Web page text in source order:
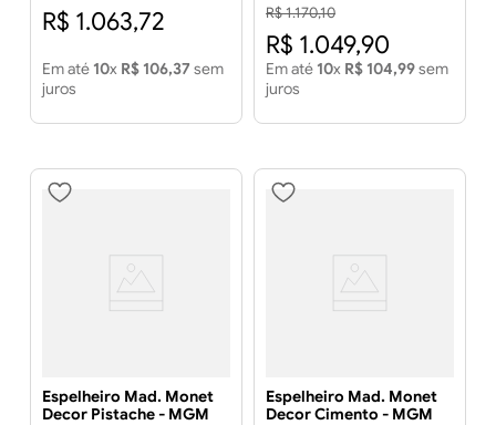
R$ 1.063,72
Em até 10x R$ 106,37 sem
juros
MGM
R$1.170,10
R$ 1.049,90
Em até 10x R$ 104,99sem
juros
Espelheiro Mad. Monet
Decor Pistache - MGM
Espelheiro Mad. Monet
Decor Cimento - MGM